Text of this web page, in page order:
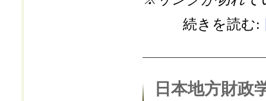
続きを読む:
日本地方財政